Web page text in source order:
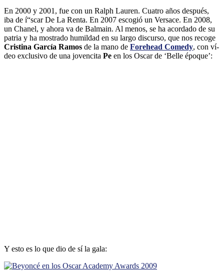
En 2000 y 2001, fue con un Ralph Lauren. Cuatro años después,
iba de í“scar De La Renta. En 2007 escogió un Versace. En 2008,
un Chanel, y ahora va de Balmain. Al menos, se ha acordado de su
patria y ha mostrado humildad en su largo discurso, que nos recoge
Cristina Garcí­a Ramos de la mano de Forehead Comedy, con ví­
deo exclusivo de una jovencita Pe en los Oscar de ‘Belle époque’:
Y esto es lo que dio de sí­ la gala: